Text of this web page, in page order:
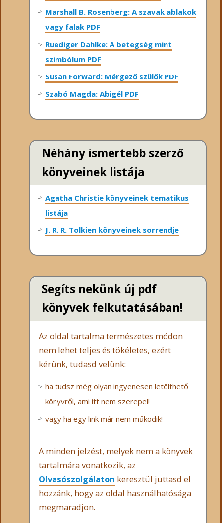
Marshall B. Rosenberg: A szavak ablakok
vagy falak PDF
Ruediger Dahlke: A betegség mint
szimbólum PDF
Susan Forward: Mérgező szülők PDF
Szabó Magda: Abigél PDF
Néhány ismertebb szerző
könyveinek listája
Agatha Christie könyveinek tematikus
listája
J. R. R. Tolkien könyveinek sorrendje
Segíts nekünk új pdf
könyvek felkutatásában!
Az oldal tartalma természetes módon
nem lehet teljes és tökéletes, ezért
kérünk, tudasd velünk:
ha tudsz még olyan ingyenesen letölthető
könyvről, ami itt nem szerepel!
vagy ha egy link már nem működik!
A minden jelzést, melyek nem a könyvek
tartalmára vonatkozik, az
Olvasószolgálaton keresztül juttasd el
hozzánk, hogy az oldal használhatósága
megmaradjon.